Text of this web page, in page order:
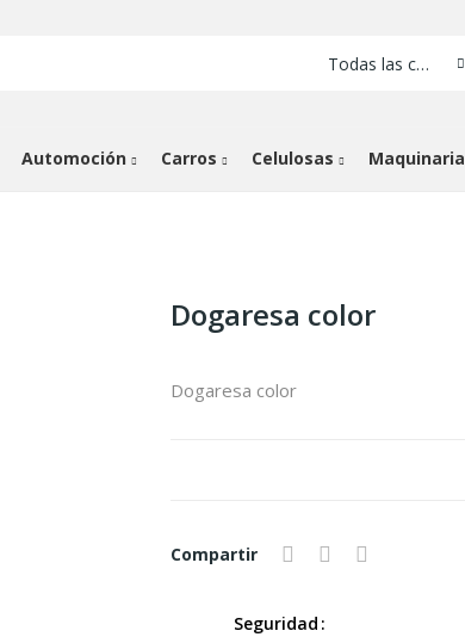
Todas las categorías
Automoción Carros Celulosas Maquinaria
Dogaresa color
Dogaresa color
Compartir
Seguridad